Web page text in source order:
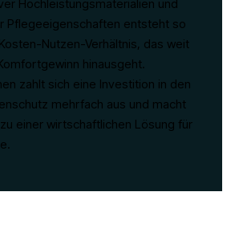
Hochleistungsmaterialien und
Pflegeeigenschaften entsteht so
Nutzen-Verhältnis, das weit
hinausgeht.
zahlt sich eine Investition in den
mehrfach aus und macht
einer wirtschaftlichen Lösung für